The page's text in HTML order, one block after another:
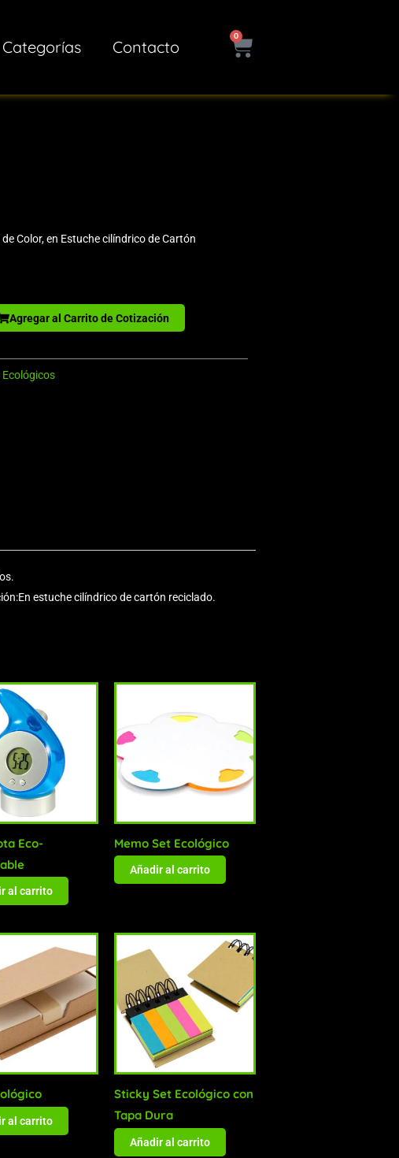
Categorías Contacto
0
Cart
Color, en Estuche cilíndrico de Cartón
Agregar al Carrito de Cotización
Ecológicos
estuche cilíndrico de cartón reciclado.
Eco-
al carrito
Memo Set Ecológico
Añadir al carrito
al carrito
Sticky Set Ecológico con
Tapa Dura
Añadir al carrito